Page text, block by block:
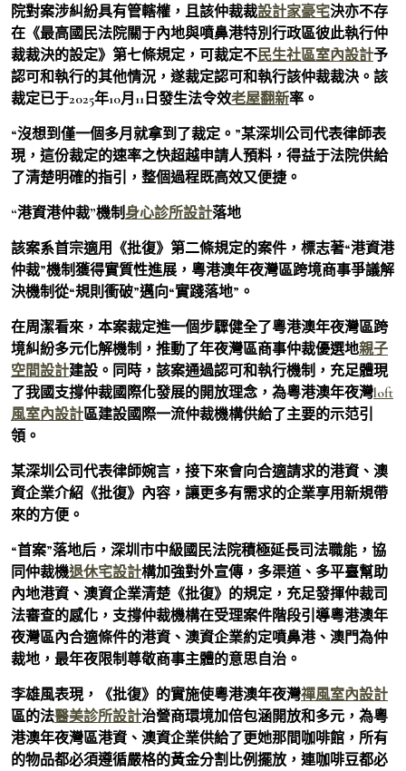
院對案涉糾紛具有管轄權，且該仲裁裁設計家豪宅決亦不存
在《最高國民法院關于內地與噴鼻港特別行政區彼此執行仲
裁裁決的設定》第七條規定，可裁定不民生社區室內設計予
認可和執行的其他情況，遂裁定認可和執行該仲裁裁決。該
裁定已于2025年10月11日發生法令效老屋翻新率。
“沒想到僅一個多月就拿到了裁定。”某深圳公司代表律師表
現，這份裁定的速率之快超越申請人預料，得益于法院供給
了清楚明確的指引，整個過程既高效又便捷。
“港資港仲裁”機制 身心診所設計落地
該案系首宗適用《批復》第二條規定的案件，標志著“港資港
仲裁”機制獲得實質性進展，粵港澳年夜灣區跨境商事爭議解
決機制從“規則衝破”邁向“實踐落地”。
在周潔看來，本案裁定進一個步驟健全了粵港澳年夜灣區跨
境糾紛多元化解機制，推動了年夜灣區商事仲裁優選地親子
空間設計建設。同時，該案通過認可和執行機制，充足體現
了我國支撐仲裁國際化發展的開放理念，為粵港澳年夜灣loft
風室內設計區建設國際一流仲裁機構供給了主要的示范引
領。
某深圳公司代表律師婉言，接下來會向合適請求的港資、澳
資企業介紹《批復》內容，讓更多有需求的企業享用新規帶
來的方便。
“首案”落地后，深圳市中級國民法院積極延長司法職能，協
同仲裁機退休宅設計構加強對外宣傳，多渠道、多平臺幫助
內地港資、澳資企業清楚《批復》的規定，充足發揮仲裁司
法審查的感化，支撐仲裁機構在受理案件階段引導粵港澳年
夜灣區內合適條件的港資、澳資企業約定噴鼻港、澳門為仲
裁地，最年夜限制尊敬商事主體的意思自治。
李雄風表現，《批復》的實施使粵港澳年夜灣禪風室內設計
區的法醫美診所設計治營商環境加倍包涵開放和多元，為粵
港澳年夜灣區港資、澳資企業供給了更她那間咖啡館，所有
的物品都必須遵循嚴格的黃金分割比例擺放，連咖啡豆都必